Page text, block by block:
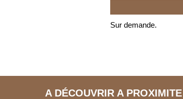
Sur demande.
A DÉCOUVRIR A PROXIMITE